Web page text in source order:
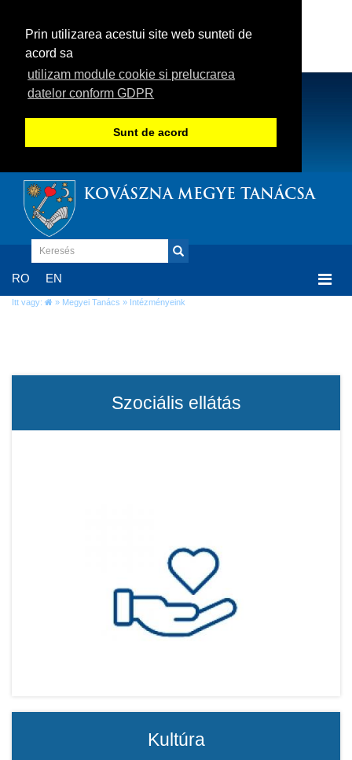
Prin utilizarea acestui site web sunteti de
acord sa
utilizam module cookie si prelucrarea
datelor conform GDPR
Sunt de acord
KOVÁSZNA MEGYE TANÁCSA
RO EN
Itt vagy: » Megyei Tanács » Intézményeink
Szociális ellátás
Kultúra